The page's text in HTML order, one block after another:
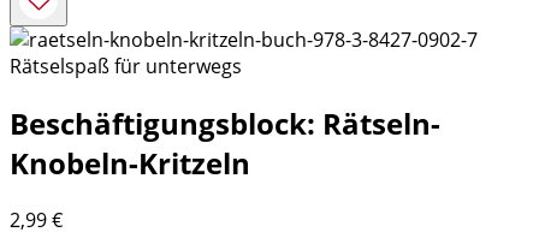
Rätselspaß für unterwegs
Beschäftigungsblock: Rätseln-
Knobeln-Kritzeln
2,99€